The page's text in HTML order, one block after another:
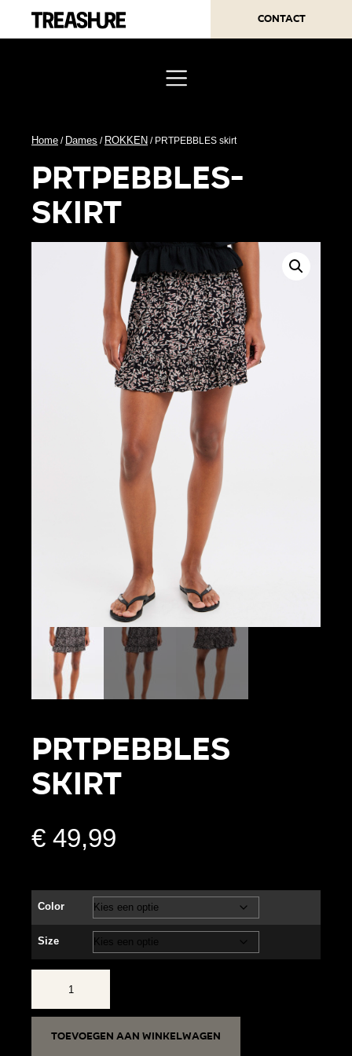
Contact
Home / Dames / ROKKEN / PRTPEBBLES skirt
prtpebbles-
skirt
PRTPEBBLES
skirt
€ 49,99
Color
Size
aantal
Toevoegen aan winkelwagen